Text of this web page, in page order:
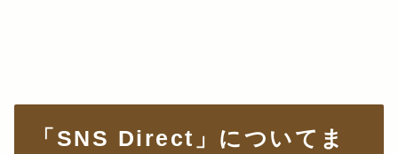
「SNS Direct」についてま